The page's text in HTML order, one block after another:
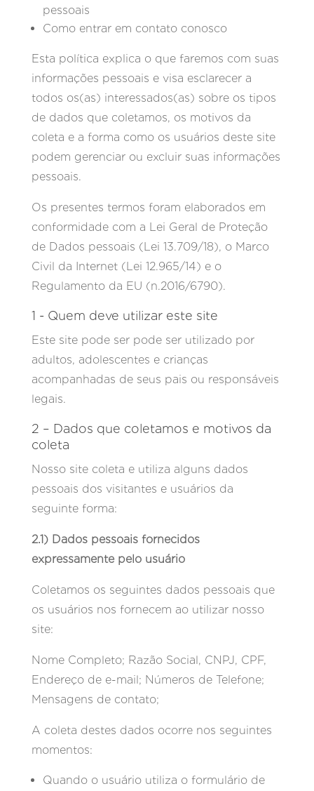
pessoais
Como entrar em contato conosco
Esta política explica o que faremos com suas
informações pessoais e visa esclarecer a
todos os(as) interessados(as) sobre os tipos
de dados que coletamos, os motivos da
coleta e a forma como os usuários deste site
podem gerenciar ou excluir suas informações
pessoais.
Os presentes termos foram elaborados em
conformidade com a Lei Geral de Proteção
de Dados pessoais (Lei 13.709/18), o Marco
Civil da Internet (Lei 12.965/14) e o
Regulamento da EU (n.2016/6790).
1 - Quem deve utilizar este site
Este site pode ser pode ser utilizado por
adultos, adolescentes e crianças
acompanhadas de seus pais ou responsáveis
legais.
2 – Dados que coletamos e motivos da
coleta
Nosso site coleta e utiliza alguns dados
pessoais dos visitantes e usuários da
seguinte forma:
2.1) Dados pessoais fornecidos
expressamente pelo usuário
Coletamos os seguintes dados pessoais que
os usuários nos fornecem ao utilizar nosso
site:
Nome Completo; Razão Social, CNPJ, CPF,
Endereço de e-mail; Números de Telefone;
Mensagens de contato;
A coleta destes dados ocorre nos seguintes
momentos:
Quando o usuário utiliza o formulário de